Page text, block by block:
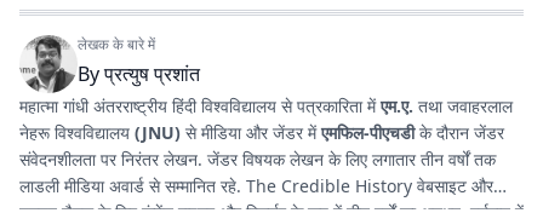
लेखक के बारे में
Byप्रत्युष प्रशांत
महात्मा गांधी अंतरराष्ट्रीय हिंदी विश्वविद्यालय से पत्रकारिता मेंएम.ए. तथा जवाहरलाल
नेहरू विश्वविद्यालय (JNU) से मीडिया और जेंडर मेंएमफिल-पीएचडीके दौरान जेंडर
संवेदनशीलता पर निरंतर लेखन. जेंडर विषयक लेखन के लिए लगातार तीन वर्षों तक
लाडली मीडिया अवार्ड से सम्मानित रहे. The Credible History वेबसाइट और